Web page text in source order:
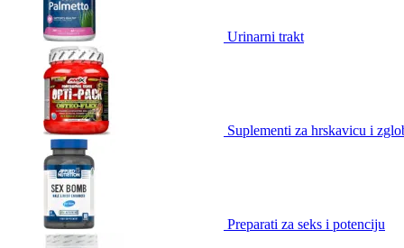
Urinarni trakt
Suplementi za hrskavicu i
Preparati za seks i potenciju